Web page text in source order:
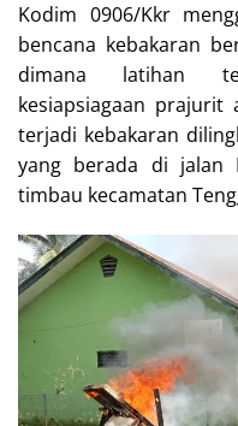
Kodim 0906/Kkr
bencana kebakaran
dimana latihan
kesiapsiagaan
terjadi kebakaran
yang berada di jalan
timbau kecamatan